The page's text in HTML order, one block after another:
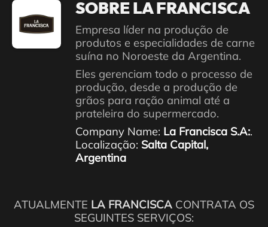
SOBRE LA FRANCISCA
Empresa líder na produção de
produtos e especialidades de carne
suína no Noroeste da Argentina.
Eles gerenciam todo o processo de
produção, desde a produção de
grãos para ração animal até a
prateleira do supermercado.
Company Name: La Francisca S.A:.
Localização: Salta Capital,
Argentina
ATUALMENTE LA FRANCISCA CONTRATA OS
SEGUINTES SERVIÇOS: